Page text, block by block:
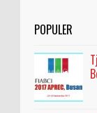
POPULER